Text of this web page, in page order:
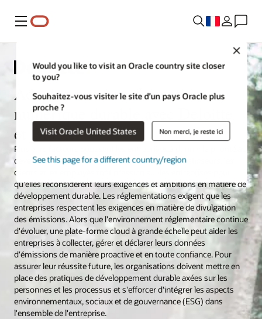
Menu
Close
Would you like to visit an Oracle country site closer
to you?
Souhaitez-vous visiter le site d’un pays Oracle plus
proche ?
Visit Oracle United States Non merci, je reste ici
See this page for a different country/region
Adoptez une transformation
numérique durable avec Deloitte
et Oracle
Plusieurs facteurs poussent les entreprises à donner la priorité au
développement durable. Les régulateurs, les investisseurs, les
clients et les employés font pression sur les entreprises pour
qu'elles reconsidèrent leurs exigences et ambitions en matière de
développement durable. Les réglementations exigent que les
entreprises respectent les exigences en matière de divulgation
des émissions. Alors que l'environnement réglementaire continue
d'évoluer, une plate-forme cloud à grande échelle peut aider les
entreprises à collecter, gérer et déclarer leurs données
d'émissions de manière proactive et en toute confiance. Pour
assurer leur réussite future, les organisations doivent mettre en
place des pratiques de développement durable axées sur les
personnes et les processus et s'efforcer d'intégrer les aspects
environnementaux, sociaux et de gouvernance (ESG) dans
l'ensemble de l'entreprise.